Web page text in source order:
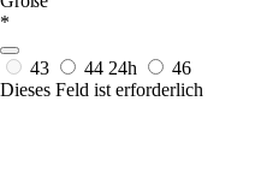
*
43 44 24h
46
Dieses Feld ist erforderlich